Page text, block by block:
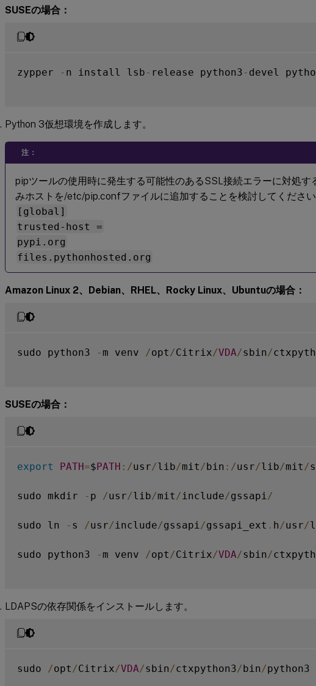
SUSEの場合：
zypper - n install lsb - release python3 - devel
Python 3仮想環境を作成します。
注：
pipツールの使用時に発生する可能性のあるSSL接続エラーに対処す
みホストを/etc/pip.confファイルに追加することを検討してくださ
[global]
trusted-host =
pypi.org
files.pythonhosted.org
Amazon Linux 2、Debian、RHEL、Rocky Linux、Ubuntuの場合：
sudo python3 - m venv /opt /Citrix/VDA/sbin/
SUSEの場合：
export PATH=$PATH : /usr/lib/mit /bin : /usr/lib/mit /
sudo mkdir - p /usr/lib/mit / include/gssapi /
sudo ln - s /usr/ include/gssapi /gssapi_ext . h/usr/
sudo python3 - m venv /opt /Citrix/VDA/sbin/
LDAPSの依存関係をインストールします。
sudo /opt /Citrix/VDA/sbin/ctxpython3/bin/python3